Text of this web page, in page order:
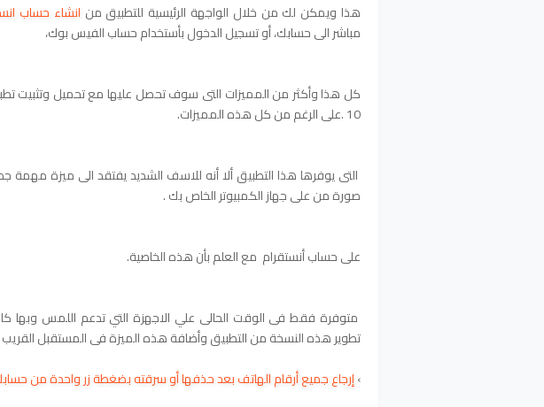
هذا ويمكن لك من خلال الواجهة الرئيسية للتطبيق من انشاء حساب
مباشر الى حسابك، أو تسجيل الدخول بأستخدام حساب الفيس بوك،
كل هذا وأكثر من المميزات التى سوف تحصل عليها مع تحميل وتثبيت
10 .على الرغم من كل هذه المميزات.
التى يوفرها هذا التطبيق ألا أنه للاسف الشديد يفتقد الى ميزة
صورة من على جهاز الكمبيوتر الخاص بك .
على حساب أنستقرام مع العلم بأن هذه الخاصية.
متوفرة فقط فى الوقت الحالى علي الاجهزة التي تدعم اللمس وبها
تطوير هذه النسخة من التطبيق وأضافة هذه الميزة فى المستقبل
›‫إرجاع جميع أرقام الهاتف بعد حذفها أو سرقته بضغطة زر واحدة من